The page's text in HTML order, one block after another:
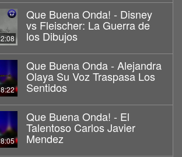
Que Buena Onda! - Disney
vs Fleischer: La Guerra de
los Dibujos
Que Buena Onda - Alejandra
Olaya Su Voz Traspasa Los
Sentidos
Que Buena Onda! - El
Talentoso Carlos Javier
Mendez